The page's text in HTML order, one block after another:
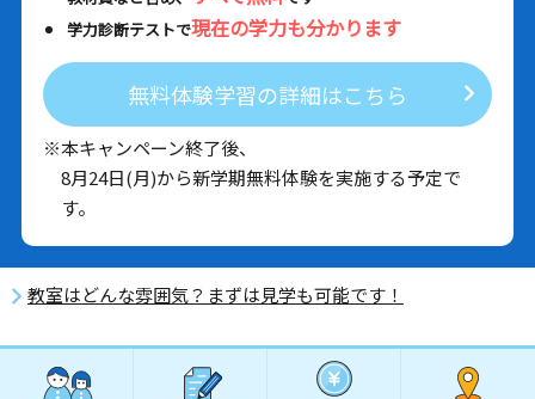
学力診断テストで現在の学力も分かります
無料体験学習の詳細はこちら
※本キャンペーン終了後、
8月24日(月)から新学期無料体験を実施する予定で
す。
教室はどんな雰囲気？まずは見学も可能です！